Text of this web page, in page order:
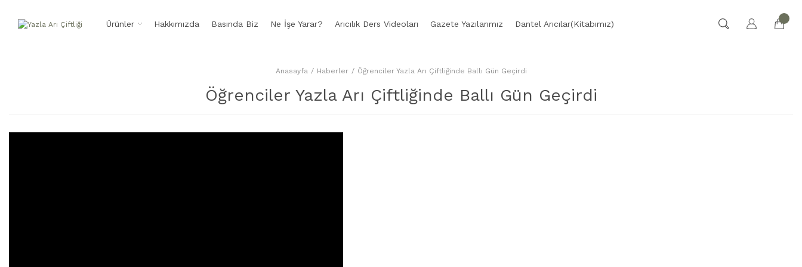
Ürünler Hakkımızda Basında Biz Ne İşe Yarar? Arıcılık Ders Videoları Gazete Yazılarımız Dantel Arıcılar(Kitabımız)
Anasayfa Haberler Öğrenciler Yazla Arı Çiftliğinde Ballı Gün Geçirdi
Öğrenciler Yazla Arı Çiftliğinde Ballı Gün Geçirdi